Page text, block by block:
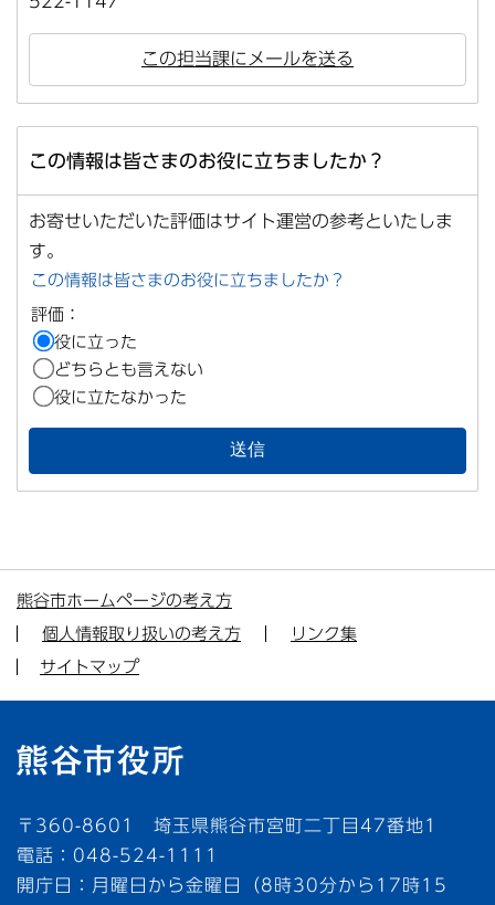
この担当課にメールを送る
この情報は皆さまのお役に立ちましたか？
お寄せいただいた評価はサイト運営の参考といたしま
す。
この情報は皆さまのお役に立ちましたか？
評価：
役に立った
どちらとも言えない
役に立たなかった
熊谷市ホームページの考え方
個人情報取り扱いの考え方
リンク集
サイトマップ
〒360-8601 埼玉県熊谷市宮町二丁目47番地1
電話：048-524-1111
開庁日：月曜日から金曜日（8時30分から17時15